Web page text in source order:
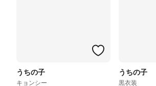
うちの子
キョンシー
うちの子
黒衣装